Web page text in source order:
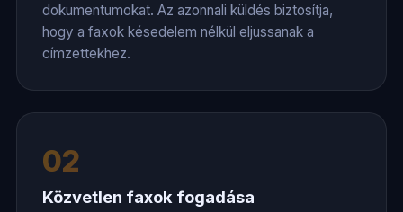
dokumentumokat. Az azonnali küldés biztosítja,
hogy a faxok késedelem nélkül eljussanak a
címzettekhez.
02
Közvetlen faxok fogadása